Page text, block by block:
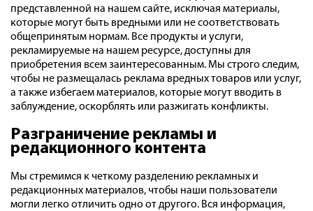
представленной на нашем сайте, исключая материалы,
которые могут быть вредными или не соответствовать
общепринятым нормам. Все продукты и услуги,
рекламируемые на нашем ресурсе, доступны для
приобретения всем заинтересованным. Мы строго следим,
чтобы не размещалась реклама вредных товаров или услуг,
а также избегаем материалов, которые могут вводить в
заблуждение, оскорблять или разжигать конфликты.
Разграничение рекламы и
редакционного контента
Мы стремимся к четкому разделению рекламных и
редакционных материалов, чтобы наши пользователи
могли легко отличить одно от другого. Вся информация,